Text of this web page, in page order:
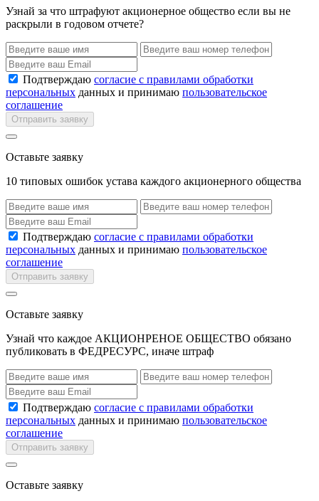
Узнай за что штрафуют акционерное общество если вы не
раскрыли в годовом отчете?
Подтверждаю согласие с правилами обработки
персональных данных и принимаю пользовательское
соглашение
Отправить заявку
Оставьте заявку
10 типовых ошибок устава каждого акционерного общества
Подтверждаю согласие с правилами обработки
персональных данных и принимаю пользовательское
соглашение
Отправить заявку
Оставьте заявку
Узнай что каждое АКЦИОНРЕНОЕ ОБЩЕСТВО обязано
публиковать в ФЕДРЕСУРС, иначе штраф
Подтверждаю согласие с правилами обработки
персональных данных и принимаю пользовательское
соглашение
Отправить заявку
Оставьте заявку